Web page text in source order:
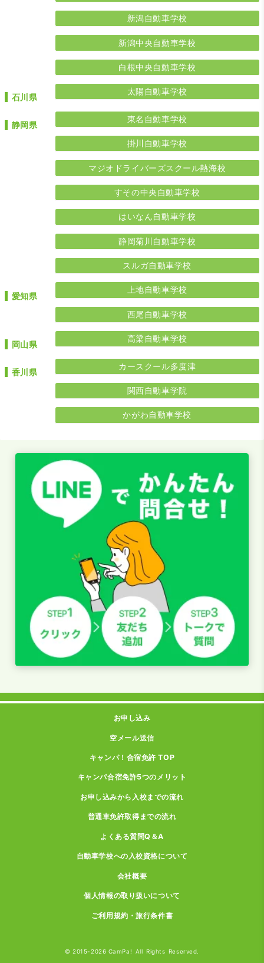
新潟自動車学校
新潟中央自動車学校
白根中央自動車学校
石川県
太陽自動車学校
静岡県
東名自動車学校
掛川自動車学校
マジオドライバーズスクール熱海校
すその中央自動車学校
はいなん自動車学校
静岡菊川自動車学校
スルガ自動車学校
愛知県
上地自動車学校
西尾自動車学校
岡山県
高梁自動車学校
香川県
カースクール多度津
関西自動車学院
かがわ自動車学校
お申し込み
空メール送信
キャンパ！合宿免許 TOP
キャンパ合宿免許5つのメリット
お申し込みから入校までの流れ
普通車免許取得までの流れ
よくある質問Q＆A
自動車学校への入校資格について
会社概要
個人情報の取り扱いについて
ご利用規約・旅行条件書
© 2015-2026 CamPa! All Rights Reserved.